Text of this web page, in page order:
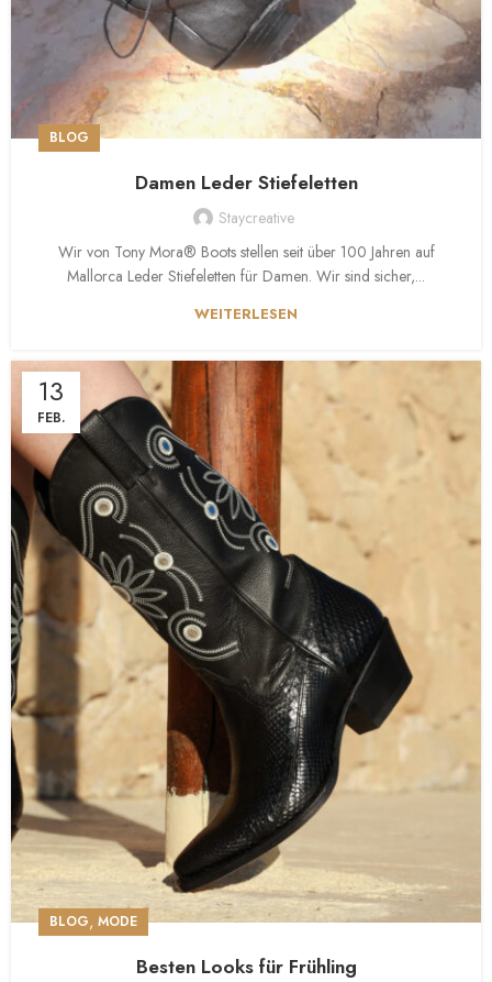
BLOG
Damen Leder Stiefeletten
Staycreative
Wir von Tony Mora® Boots stellen seit über 100 Jahren auf
Mallorca Leder Stiefeletten für Damen. Wir sind sicher,...
WEITERLESEN
13
FEB.
BLOG, MODE
Besten Looks für Frühling